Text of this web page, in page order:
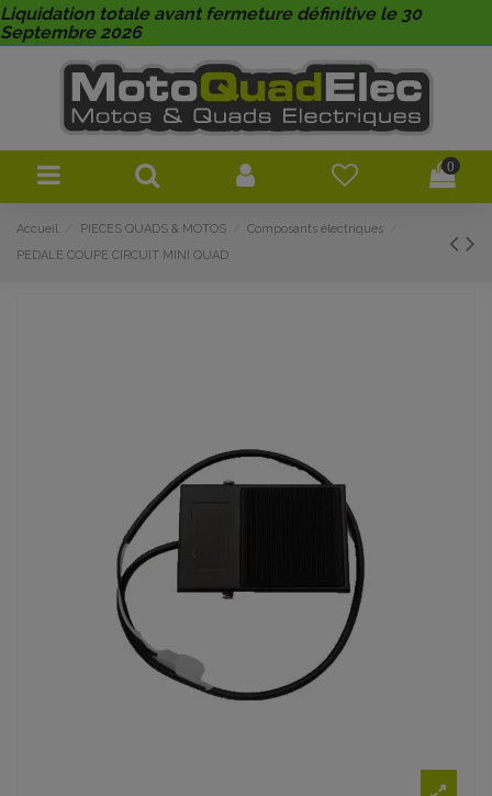
Liquidation totale avant fermeture définitive le 30
Septembre 2026
0
Accueil PIECES QUADS & MOTOS
Composants électriques
PEDALE COUPE CIRCUIT MINI QUAD